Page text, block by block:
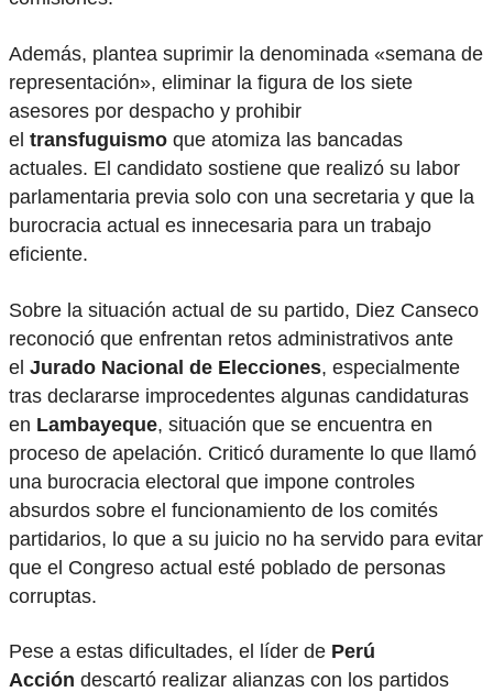
Además, plantea suprimir la denominada «semana de
representación», eliminar la figura de los siete
asesores por despacho y prohibir
el transfuguismo que atomiza las bancadas
actuales. El candidato sostiene que realizó su labor
parlamentaria previa solo con una secretaria y que la
burocracia actual es innecesaria para un trabajo
eficiente.
Sobre la situación actual de su partido, Diez Canseco
reconoció que enfrentan retos administrativos ante
el Jurado Nacional de Elecciones, especialmente
tras declararse improcedentes algunas candidaturas
en Lambayeque, situación que se encuentra en
proceso de apelación. Criticó duramente lo que llamó
una burocracia electoral que impone controles
absurdos sobre el funcionamiento de los comités
partidarios, lo que a su juicio no ha servido para evitar
que el Congreso actual esté poblado de personas
corruptas.
Pese a estas dificultades, el líder de Perú
Acción descartó realizar alianzas con los partidos